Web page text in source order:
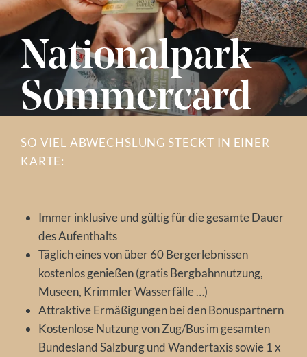
Nationalpark
Sommercard
SO VIEL ABWECHSLUNG STECKT IN EINER
KARTE:
Immer inklusive und gültig für die gesamte Dauer
des Aufenthalts
Täglich eines von über 60 Bergerlebnissen
kostenlos genießen (gratis Bergbahnnutzung,
Museen, Krimmler Wasserfälle …)
Attraktive Ermäßigungen bei den Bonuspartnern
Kostenlose Nutzung von Zug/Bus im gesamten
Bundesland Salzburg und Wandertaxis sowie 1 x